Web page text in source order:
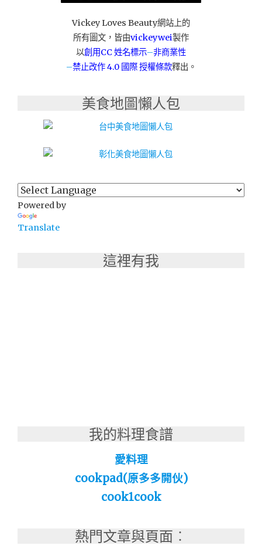
愛
你
水
女
性
養
Vickey Loves Beauty網站上的
所有圖文，皆由vickeywei製作
以創用CC 姓名標示–非商業性
–禁止改作4.0 國際 授權條款釋出。
美食地圖懶人包
Powered by
Translate
這裡有我
我的料理食譜
愛料理
cookpad(原多多開伙)
cook1cook
熱門文章與頁面︰